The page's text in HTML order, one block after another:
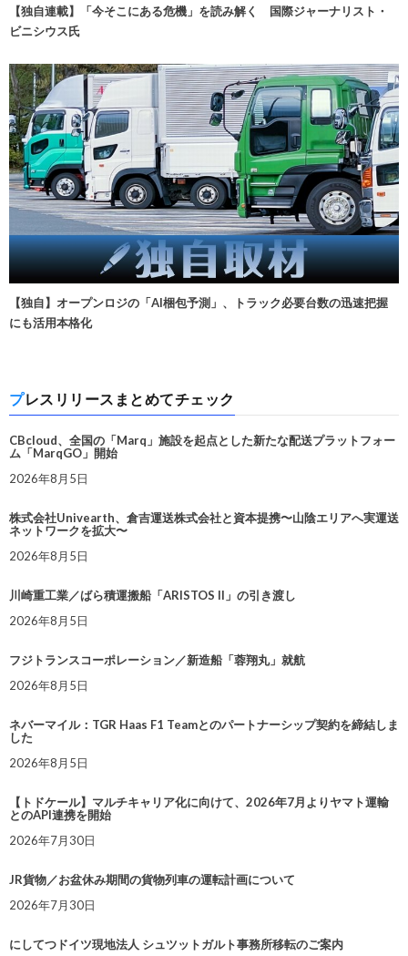
【独自連載】「今そこにある危機」を読み解く 国際ジャーナリスト・
ビニシウス氏
【独自】オープンロジの「AI梱包予測」、トラック必要台数の迅速把握
にも活用本格化
プレスリリースまとめてチェック
CBcloud、全国の「Marq」施設を起点とした新たな配送プラットフォー
ム「MarqGO」開始
2026年8月5日
株式会社Univearth、倉吉運送株式会社と資本提携〜山陰エリアへ実運送
ネットワークを拡大〜
2026年8月5日
川崎重工業／ばら積運搬船「ARISTOS II」の引き渡し
2026年8月5日
フジトランスコーポレーション／新造船「蓉翔丸」就航
2026年8月5日
ネバーマイル：TGR Haas F1 Teamとのパートナーシップ契約を締結しま
した
2026年8月5日
【トドケール】マルチキャリア化に向けて、2026年7月よりヤマト運輸
とのAPI連携を開始
2026年7月30日
JR貨物／お盆休み期間の貨物列車の運転計画について
2026年7月30日
にしてつドイツ現地法人 シュツットガルト事務所移転のご案内